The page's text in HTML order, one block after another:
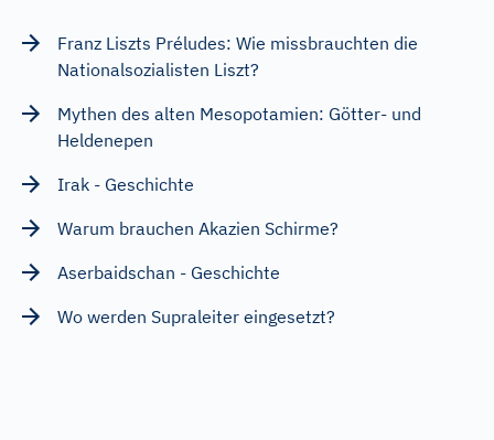
Franz Liszts Préludes: Wie missbrauchten die
Nationalsozialisten Liszt?
Mythen des alten Mesopotamien: Götter- und
Heldenepen
Irak - Geschichte
Warum brauchen Akazien Schirme?
Aserbaidschan - Geschichte
Wo werden Supraleiter eingesetzt?